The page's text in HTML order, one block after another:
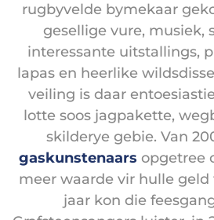
rugbyvelde bymekaar
gesellige vure, musiek,
interessante uitstallings,
lapas en heerlike
veiling is daar
lotte soos jagpakette,
skilderye gebie. Van
gaskunstenaars opgetree
meer waarde vir hulle geld
jaar kon die